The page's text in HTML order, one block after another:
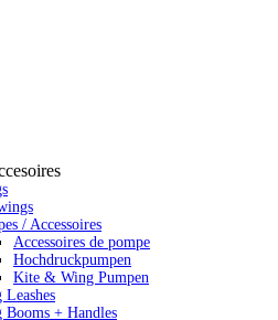
/ Accessoires
Accessoires de pompe
Hochdruckpumpen
Kite & Wing Pumpen
Leashes
Booms + Handles